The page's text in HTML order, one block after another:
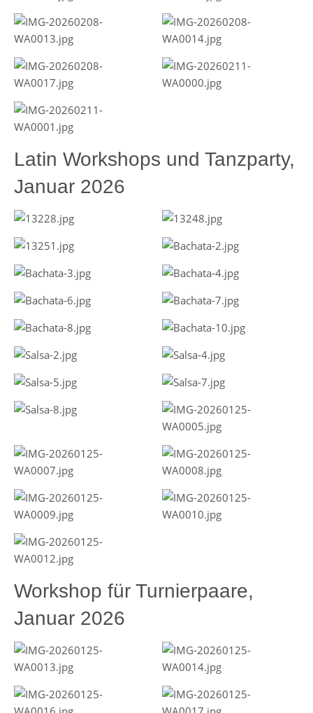
Latin Workshops und Tanzparty,
Januar 2026
Workshop für Turnierpaare,
Januar 2026